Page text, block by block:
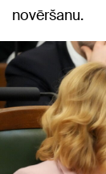
novēršanu.